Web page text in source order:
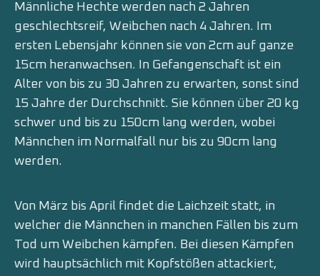
Männliche Hechte werden nach 2 Jahren
geschlechtsreif, Weibchen nach 4 Jahren. Im
ersten Lebensjahr können sie von 2cm auf ganze
15cm heranwachsen. In Gefangenschaft ist ein
Alter von bis zu 30 Jahren zu erwarten, sonst sind
15 Jahre der Durchschnitt. Sie können über 20 kg
schwer und bis zu 150cm lang werden, wobei
Männchen im Normalfall nur bis zu 90cm lang
werden.
Von März bis April findet die Laichzeit statt, in
welcher die Männchen in manchen Fällen bis zum
Tod um Weibchen kämpfen. Bei diesen Kämpfen
wird hauptsächlich mit Kopfstößen attackiert,